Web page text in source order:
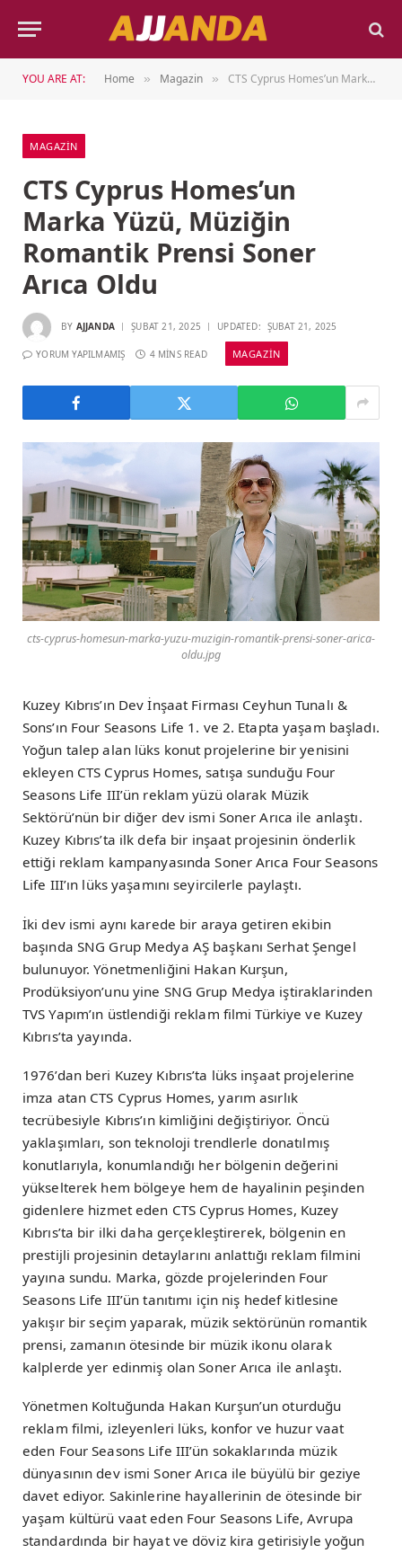
YOU ARE AT: Home » Magazin » CTS Cyprus Homes’un Marka Yüzü, Müziğin Romantik Prensi Soner Arıca Oldu
MAGAZIN
CTS Cyprus Homes’un
Marka Yüzü, Müziğin
Romantik Prensi Soner
Arıca Oldu
BY AJJANDA ŞUBAT 21, 2025 UPDATED: ŞUBAT 21, 2025
YORUM YAPILMAMIŞ 4 MINS READ MAGAZIN
cts-cyprus-homesun-marka-yuzu-muzigin-romantik-prensi-soner-arica-
oldu.jpg
Kuzey Kıbrıs’ın Dev İnşaat Firması Ceyhun Tunalı &
Sons’ın Four Seasons Life 1. ve 2. Etapta yaşam başladı.
Yoğun talep alan lüks konut projelerine bir yenisini
ekleyen CTS Cyprus Homes, satışa sunduğu Four
Seasons Life III’ün reklam yüzü olarak Müzik
Sektörü’nün bir diğer dev ismi Soner Arıca ile anlaştı.
Kuzey Kıbrıs’ta ilk defa bir inşaat projesinin önderlik
ettiği reklam kampanyasında Soner Arıca Four Seasons
Life III’ın lüks yaşamını seyircilerle paylaştı.
İki dev ismi aynı karede bir araya getiren ekibin
başında SNG Grup Medya AŞ başkanı Serhat Şengel
bulunuyor. Yönetmenliğini Hakan Kurşun,
Prodüksiyon’unu yine SNG Grup Medya iştiraklarinden
TVS Yapım’ın üstlendiği reklam filmi Türkiye ve Kuzey
Kıbrıs’ta yayında.
1976’dan beri Kuzey Kıbrıs’ta lüks inşaat projelerine
imza atan CTS Cyprus Homes, yarım asırlık
tecrübesiyle Kıbrıs’ın kimliğini değiştiriyor. Öncü
yaklaşımları, son teknoloji trendlerle donatılmış
konutlarıyla, konumlandığı her bölgenin değerini
yükselterek hem bölgeye hem de hayalinin peşinden
gidenlere hizmet eden CTS Cyprus Homes, Kuzey
Kıbrıs’ta bir ilki daha gerçekleştirerek, bölgenin en
prestijli projesinin detaylarını anlattığı reklam filmini
yayına sundu. Marka, gözde projelerinden Four
Seasons Life III’ün tanıtımı için niş hedef kitlesine
yakışır bir seçim yaparak, müzik sektörünün romantik
prensi, zamanın ötesinde bir müzik ikonu olarak
kalplerde yer edinmiş olan Soner Arıca ile anlaştı.
Yönetmen Koltuğunda Hakan Kurşun’un oturduğu
reklam filmi, izleyenleri lüks, konfor ve huzur vaat
eden Four Seasons Life III’ün sokaklarında müzik
dünyasının dev ismi Soner Arıca ile büyülü bir geziye
davet ediyor. Sakinlerine hayallerinin de ötesinde bir
yaşam kültürü vaat eden Four Seasons Life, Avrupa
standardında bir hayat ve döviz kira getirisiyle yoğun